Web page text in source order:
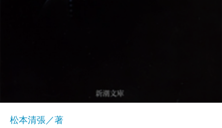
松本清張／著